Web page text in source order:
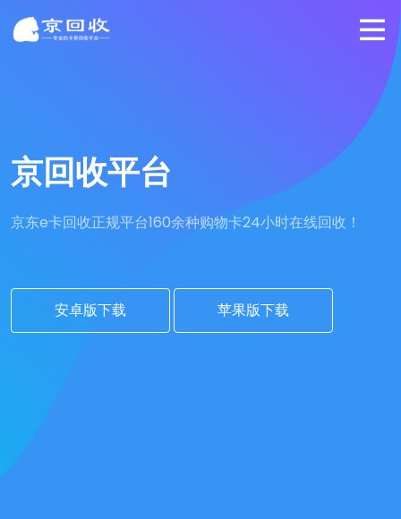
京回收平台
京东e卡回收正规平台160余种购物卡24小时在线回收！
安卓版下载 苹果版下载